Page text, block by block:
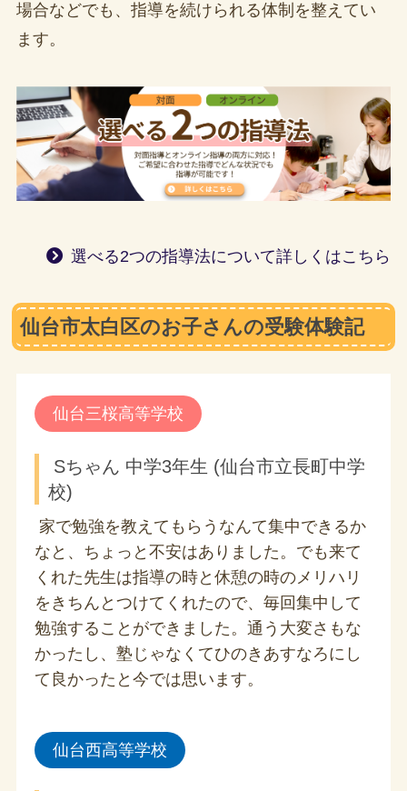
場合などでも、指導を続けられる体制を整えてい
ます。
選べる2つの指導法について詳しくはこちら
仙台市太白区のお子さんの受験体験記
仙台三桜高等学校
Sちゃん 中学3年生 (仙台市立長町中学
校)
家で勉強を教えてもらうなんて集中できるか
なと、ちょっと不安はありました。でも来て
くれた先生は指導の時と休憩の時のメリハリ
をきちんとつけてくれたので、毎回集中して
勉強することができました。通う大変さもな
かったし、塾じゃなくてひのきあすなろにし
て良かったと今では思います。
仙台西高等学校